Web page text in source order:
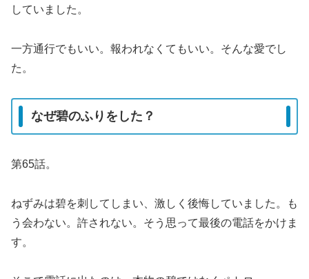
していました。
一方通行でもいい。報われなくてもいい。そんな愛でし
た。
なぜ碧のふりをした？
第65話。
ねずみは碧を刺してしまい、激しく後悔していました。も
う会わない。許されない。そう思って最後の電話をかけま
す。